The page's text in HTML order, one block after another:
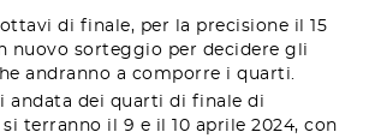
di finale, per la precisione il 15
nuovo sorteggio per decidere gli
andranno a comporre i quarti.
andata dei quarti di finale di
terranno il 9 e il 10 aprile 2024, con